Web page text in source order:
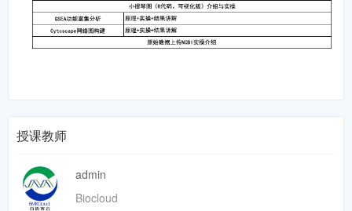
授课教师
admin
Biocloud